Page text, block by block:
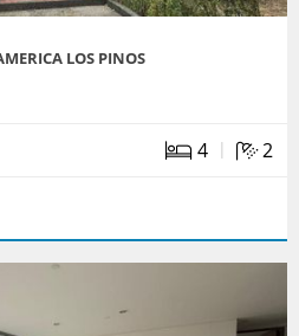
LOS PINOS
4 | 2